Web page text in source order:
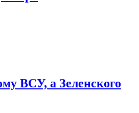
ВСУ, а Зеленского